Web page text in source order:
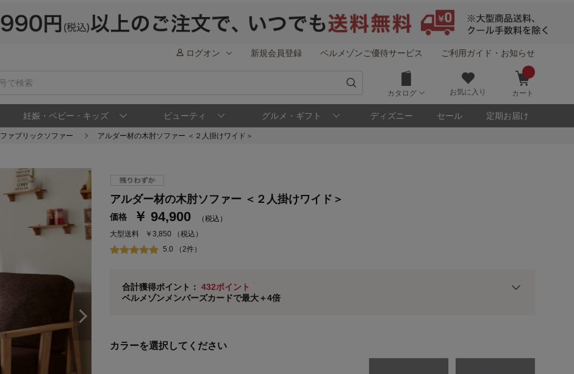
ログオン 新規会員登録 ベルメゾンご優待サービス ご利用ガイド・お知らせ
カタログ お気に入り カート
妊娠・ベビー・キッズ ビューティ グルメ・ギフト ディズニー セール 定期お届け
ファブリックソファー アルダー材の木肘ソファー ＜２人掛けワイド＞
アルダー材の木肘ソファー ＜２人掛けワイド＞
価格 ￥ 94,900
（税込）
大型送料
￥3,850
（税込）
5.0 （2件）
合計獲得ポイント：432ポイント
ベルメゾンメンバーズカードで最大＋4倍
ステージが上がれば送料無料・返品引取無料！
通常商品送料無料 返品引取無料（JCBのみ）
※メンバーズカードの加算ポイントはステージ倍率適用前の基本ポイントに対して適用されます。
カラーを選択してください